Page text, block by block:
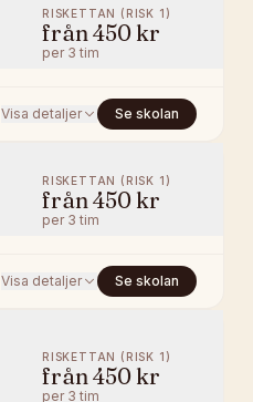
RISKETTAN (RISK 1)
från 450 kr
per 3 tim
Visa detaljer Se skolan
RISKETTAN (RISK 1)
från 450 kr
per 3 tim
Visa detaljer Se skolan
RISKETTAN (RISK 1)
från 450 kr
per 3 tim